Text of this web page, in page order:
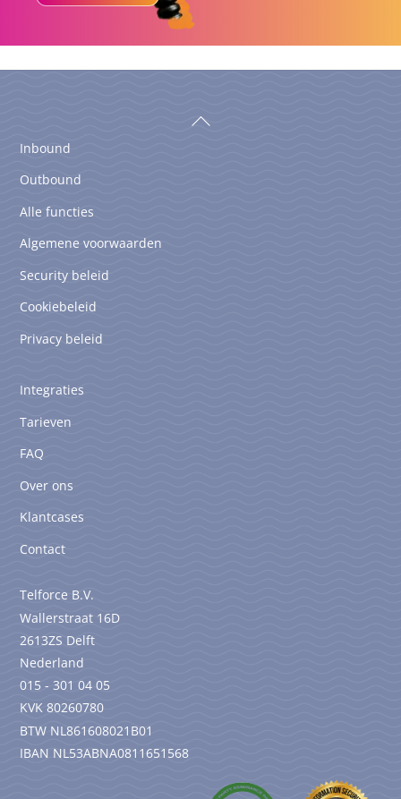
Back
Inbound
Outbound
Alle functies
Algemene voorwaarden
Security beleid
Cookiebeleid
Privacy beleid
Integraties
Tarieven
FAQ
Over ons
Klantcases
Contact
Telforce B.V.
Wallerstraat 16D
2613ZS Delft
Nederland
015 - 301 04 05
KVK 80260780
BTW NL861608021B01
IBAN NL53ABNA0811651568